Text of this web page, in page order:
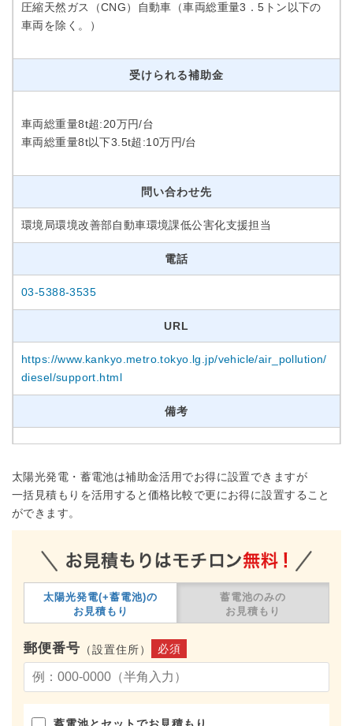
圧縮天然ガス（CNG）自動車（車両総重量3．5トン以下の
車両を除く。）
受けられる補助金
車両総重量8t超:20万円/台
車両総重量8t以下3.5t超:10万円/台
問い合わせ先
環境局環境改善部自動車環境課低公害化支援担当
電話
03-5388-3535
URL
https://www.kankyo.metro.tokyo.lg.jp/vehicle/air_pollution/
diesel/support.html
備考
太陽光発電・蓄電池は補助金活用でお得に設置できますが
一括見積もりを活用すると価格比較で更にお得に設置すること
ができます。
太陽光発電(+蓄電池)の
お見積もり
蓄電池のみの
お見積もり
郵便番号 （設置住所） 必須